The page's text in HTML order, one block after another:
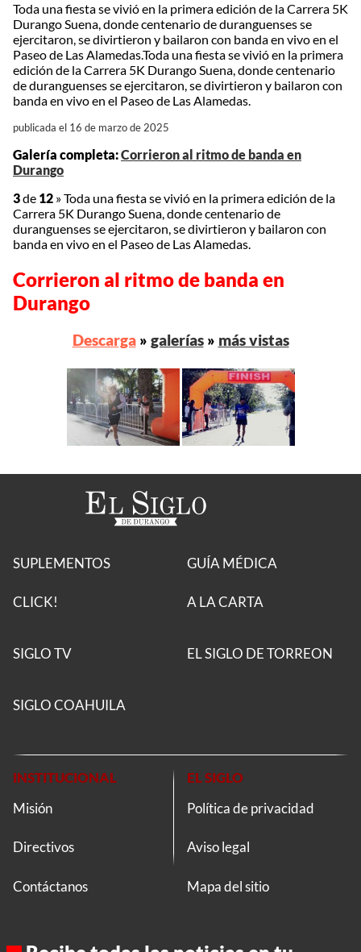
Toda una fiesta se vivió en la primera edición de la Carrera 5K
Durango Suena, donde centenario de duranguenses se
ejercitaron, se divirtieron y bailaron con banda en vivo en el
Paseo de Las Alamedas.Toda una fiesta se vivió en la primera
edición de la Carrera 5K Durango Suena, donde centenario
de duranguenses se ejercitaron, se divirtieron y bailaron con
banda en vivo en el Paseo de Las Alamedas.
publicada el 16 de marzo de 2025
Galería completa:Corrieron al ritmo de banda en
Durango
3de 12 »Toda una fiesta se vivió en la primera edición de la
Carrera 5K Durango Suena, donde centenario de
duranguenses se ejercitaron, se divirtieron y bailaron con
banda en vivo en el Paseo de Las Alamedas.
Corrieron al ritmo de banda en
Durango
Descarga» galerías» más vistas
SUPLEMENTOS
CLICK!
GUÍA MÉDICA
A LA CARTA
SIGLO TV EL SIGLO DE TORREON
SIGLO COAHUILA
INSTITUCIONAL
Misión
Directivos
Contáctanos
EL SIGLO
Política de privacidad
Aviso legal
Mapa del sitio